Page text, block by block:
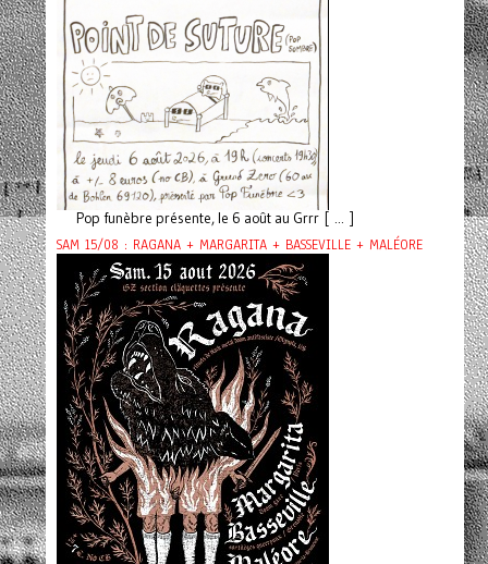
Pop funèbre présente, le 6 août au Grrr [ ... ]
SAM 15/08 : RAGANA + MARGARITA + BASSEVILLE + MALÉORE